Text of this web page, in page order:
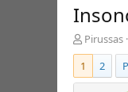
I
n
i
c
Pirussas
1
2